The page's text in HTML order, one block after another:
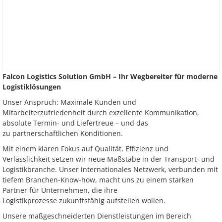
Falcon Logistics Solution GmbH – Ihr Wegbereiter für moderne
Logistiklösungen
Unser Anspruch: Maximale Kunden und
Mitarbeiterzufriedenheit durch exzellente Kommunikation,
absolute Termin- und Liefertreue – und das
zu partnerschaftlichen Konditionen.
Mit einem klaren Fokus auf Qualität, Effizienz und
Verlässlichkeit setzen wir neue Maßstäbe in der Transport- und
Logistikbranche. Unser internationales Netzwerk, verbunden mit
tiefem Branchen-Know-how, macht uns zu einem starken
Partner für Unternehmen, die ihre
Logistikprozesse zukunftsfähig aufstellen wollen.
Unsere maßgeschneiderten Dienstleistungen im Bereich